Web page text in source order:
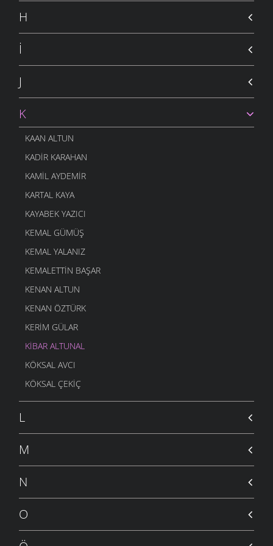
H
İ
J
K
KAAN ALTUN
KADIR KARAHAN
KAMIL AYDEMIR
KARTAL KAYA
KAYABEK YAZICI
KEMAL GÜMÜŞ
KEMAL YALANIZ
KEMALETTIN BAŞAR
KENAN ALTUN
KENAN ÖZTÜRK
KERIM GÜLAR
KIBAR ALTUNAL
KÖKSAL AVCI
KÖKSAL ÇEKIÇ
L
M
N
O